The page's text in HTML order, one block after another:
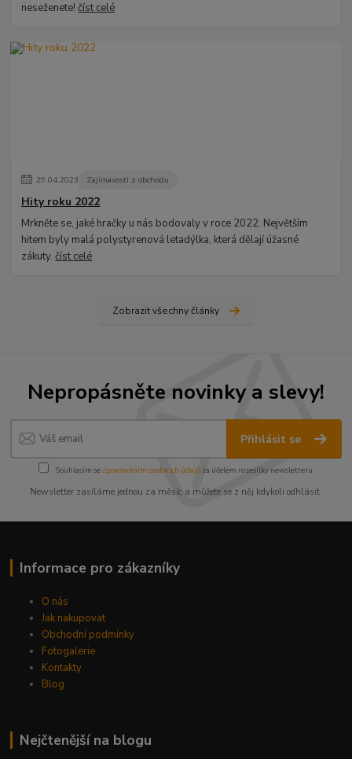
neseženete!číst celé
29.04.2023 Zajímavosti z obchodu
Hity roku 2022
Mrkněte se, jaké hračky u nás bodovaly v roce 2022. Největším
hitem byly malá polystyrenová letadýlka, která dělají úžasné
zákuty.číst celé
Zobrazit všechny články
Nepropásněte novinky a slevy!
Přihlásit se
Souhlasím se zpracováním osobních údajůza účelem rozesílky newsletteru.
Newsletter zasíláme jednou za měsíc a můžete se z něj kdykoli odhlásit.
Informace pro zákazníky
O nás
Jak nakupovat
Obchodní podmínky
Fotogalerie
Kontakty
Blog
Nejčtenější na blogu